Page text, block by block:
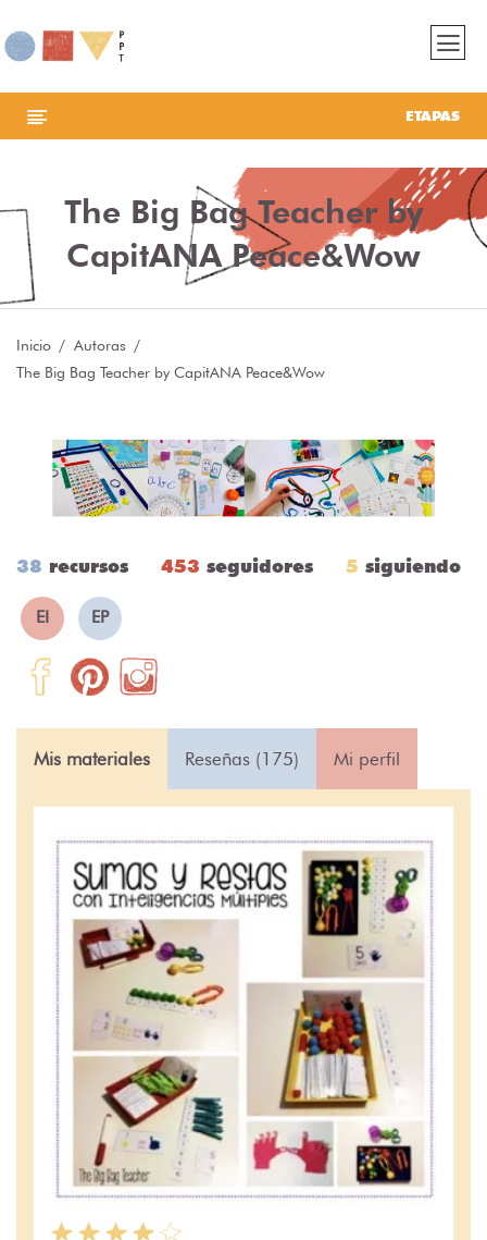
ETAPAS
The Big Bag Teacher by
CapitANA Peace&Wow
Inicio
Autoras
The Big Bag Teacher by CapitANA Peace&Wow
38 recursos 453 seguidores 5 siguiendo
EI EP
Mis materiales Reseñas (175) Mi perfil